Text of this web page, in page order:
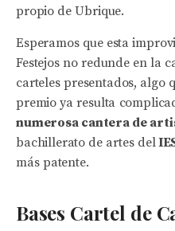
propio de Ubrique.
Esperamos que esta
Festejos no redunde en la
carteles presentados, algo
premio ya resulta
numerosa cantera de
bachillerato de artes del
más patente.
Bases Cartel de